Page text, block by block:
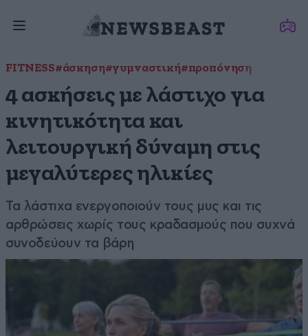
FITNESS#άσκηση#γυμναστική#προπόνηση
4 ασκήσεις με λάστιχο για
κινητικότητα και
λειτουργική δύναμη στις
μεγαλύτερες ηλικίες
Τα λάστιχα ενεργοποιούν τους μυς και τις
αρθρώσεις χωρίς τους κραδασμούς που συχνά
συνοδεύουν τα βάρη